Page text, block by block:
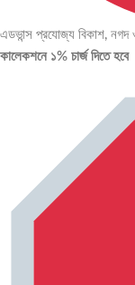
এডভান্স প্রযোজ্য বিকাশ, নগদ
কালেকশনে ১% চার্জ দিতে